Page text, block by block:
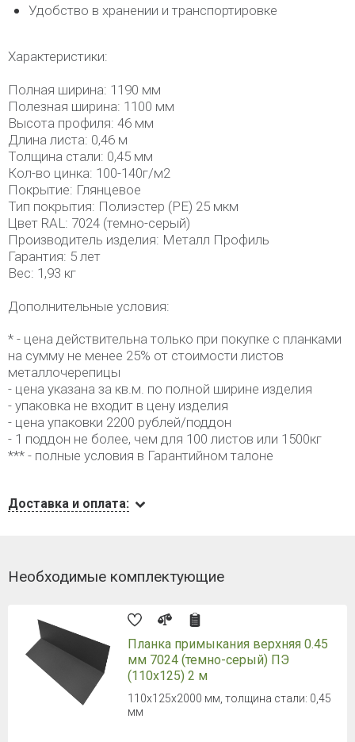
Удобство в хранении и транспортировке
Характеристики:
Полная ширина: 1190 мм
Полезная ширина: 1100 мм
Высота профиля: 46 мм
Длина листа: 0,46 м
Толщина стали: 0,45 мм
Кол-во цинка: 100-140г/м2
Покрытие: Глянцевое
Тип покрытия: Полиэстер (РЕ) 25 мкм
Цвет RAL: 7024 (темно-серый)
Производитель изделия: Металл Профиль
Гарантия: 5 лет
Вес: 1,93 кг
Дополнительные условия:
* - цена действительна только при покупке с планками
на сумму не менее 25% от стоимости листов
металлочерепицы
- цена указана за кв.м. по полной ширине изделия
- упаковка не входит в цену изделия
- цена упаковки 2200 рублей/поддон
- 1 поддон не более, чем для 100 листов или 1500кг
*** - полные условия в Гарантийном талоне
Доставка и оплата:
Необходимые комплектующие
Планка примыкания верхняя 0.45
мм 7024 (темно-серый) ПЭ
(110x125) 2 м
110x125x2000 мм, толщина стали: 0,45
мм